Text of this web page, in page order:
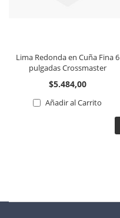
Lima Redonda en Cuña Fina 6
pulgadas Crossmaster
$5.484,00
Añadir al Carrito